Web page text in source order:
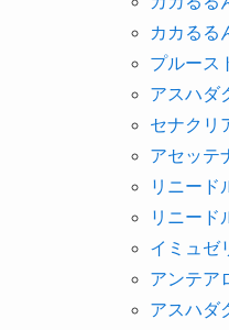
カカるる
プルース
アスハダ
セナクリ
アセッテ
リニード
リニード
イミュゼ
アンテア
アスハダ